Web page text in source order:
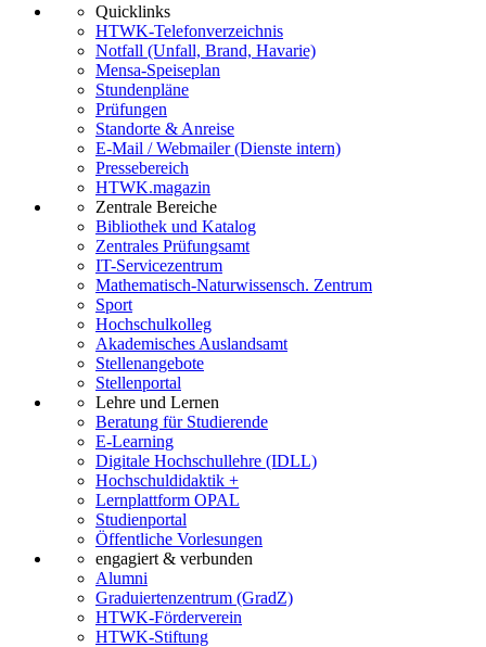
Quicklinks
HTWK-Telefonverzeichnis
Notfall (Unfall, Brand, Havarie)
Mensa-Speiseplan
Stundenpläne
Prüfungen
Standorte & Anreise
E-Mail / Webmailer (Dienste intern)
Pressebereich
HTWK.magazin
Zentrale Bereiche
Bibliothek und Katalog
Zentrales Prüfungsamt
IT-Servicezentrum
Mathematisch-Naturwissensch. Zentrum
Sport
Hochschulkolleg
Akademisches Auslandsamt
Stellenangebote
Stellenportal
Lehre und Lernen
Beratung für Studierende
E-Learning
Digitale Hochschullehre (IDLL)
Hochschuldidaktik +
Lernplattform OPAL
Studienportal
Öffentliche Vorlesungen
engagiert & verbunden
Alumni
Graduiertenzentrum (GradZ)
HTWK-Förderverein
HTWK-Stiftung